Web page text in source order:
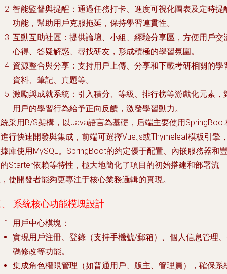
智能監督與提醒 ：通過任務打卡、進度可視化圖表及定時提
功能，幫助用戶克服拖延，保持學習連貫性。
互動互助社區 ：提供論壇、小組、經驗分享區，方便用戶交
心得、答疑解惑、尋找研友，形成積極的學習氛圍。
資源整合與分享 ：支持用戶上傳、分享和下載考研相關的學
資料、筆記、真題等。
激勵與成就系統 ：引入積分、等級、排行榜等游戲化元素，
用戶的學習行為給予正向反饋，激發學習動力。
采用B/S架構，以Java語言為基礎，后端主要使用
行快速開發與集成，前端可選擇Vue.js或Thymeleaf模板引擎
庫使用MySQL。SpringBoot的約定優于配置、內嵌服務器和
Starter依賴等特性，極大地簡化了項目的初始搭建和部署流
使開發者能夠更專注于核心業務邏輯的實現。
系統核心功能模塊設計
用戶中心模塊 ：
實現用戶注冊、登錄（支持手機號/郵箱）、個人信息管理
碼修改等功能。
集成角色權限管理（如普通用戶、版主、管理員），確保系